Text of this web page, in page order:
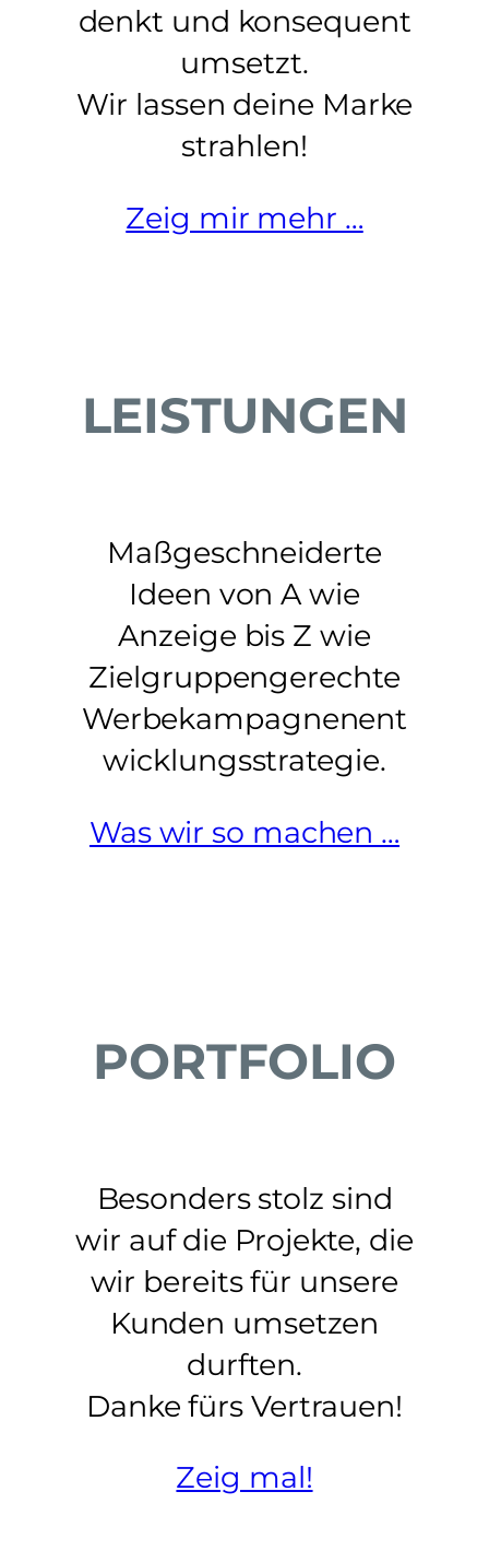
denkt und konsequent
umsetzt.
Wir lassen deine Marke
strahlen!
Zeig mir mehr …
LEISTUNGEN
Maßgeschneiderte
Ideen von A wie
Anzeige bis Z wie
Zielgruppengerechte
Werbekampagnenent
wicklungsstrategie.
Was wir so machen …
Besonders stolz sind
wir auf die Projekte, die
wir bereits für unsere
Kunden umsetzen
durften.
Danke fürs Vertrauen!
Zeig mal!
PORTFOLIO